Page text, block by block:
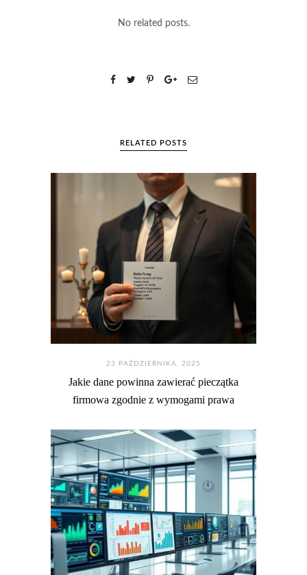
No related posts.
RELATED POSTS
23 PAŹDZIERNIKA. 2025
Jakie dane powinna zawierać pieczątka
firmowa zgodnie z wymogami prawa